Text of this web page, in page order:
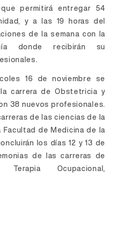
permitirá entregar 54
y a las 19 horas del
de la semana con la
donde recibirán su
16 de noviembre se
carrera de Obstetricia y
38 nuevos profesionales.
de las ciencias de la
de Medicina de la
los días 12 y 13 de
de las carreras de
Ocupacional,